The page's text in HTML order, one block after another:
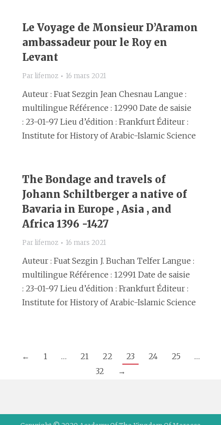
Le Voyage de Monsieur D’Aramon
ambassadeur pour le Roy en
Levant
Par lifemoz 16 mars 2021
Auteur : Fuat Sezgin Jean Chesnau Langue :
multilingue Référence : 12990 Date de saisie
: 23-01-97 Lieu d’édition : Frankfurt Éditeur :
Institute for History of Arabic-Islamic Science
The Bondage and travels of
Johann Schiltberger a native of
Bavaria in Europe , Asia , and
Africa 1396 -1427
Par lifemoz 16 mars 2021
Auteur : Fuat Sezgin J. Buchan Telfer Langue :
multilingue Référence : 12991 Date de saisie
: 23-01-97 Lieu d’édition : Frankfurt Éditeur :
Institute for History of Arabic-Islamic Science
← 1 … 21 22 23 24 25
…
32
→